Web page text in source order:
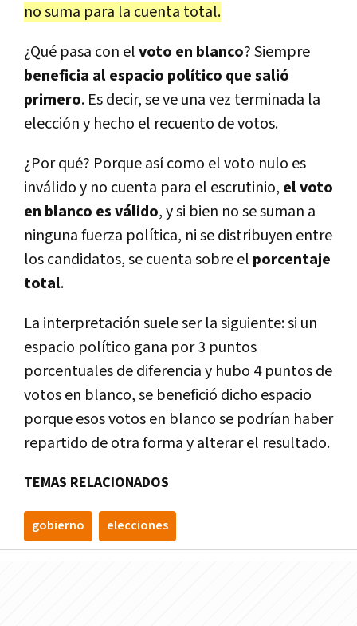
no suma para la cuenta total.
¿Qué pasa con elvoto en blanco? Siempre
beneficia al espacio político que salió
primero. Es decir, se ve una vez terminada la
elección y hecho el recuento de votos.
¿Por qué? Porque así como el voto nulo es
inválido y no cuenta para el escrutinio, el voto
en blanco es válido, y si bien no se suman a
ninguna fuerza política, ni se distribuyen entre
los candidatos, se cuenta sobre el porcentaje
total.
La interpretación suele ser la siguiente: si un
espacio político gana por 3 puntos
porcentuales de diferencia y hubo 4 puntos de
votos en blanco, se benefició dicho espacio
porque esos votos en blanco se podrían haber
repartido de otra forma y alterar el resultado.
TEMAS RELACIONADOS
gobierno elecciones